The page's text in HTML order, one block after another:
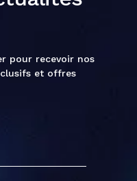
pour recevoir nos
et offres